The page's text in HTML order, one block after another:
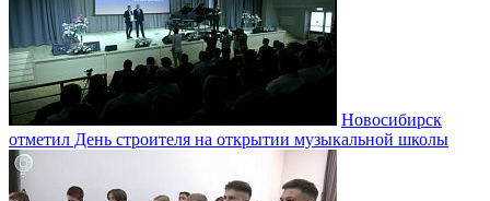
Новосибирск
отметил День строителя на открытии музыкальной школы